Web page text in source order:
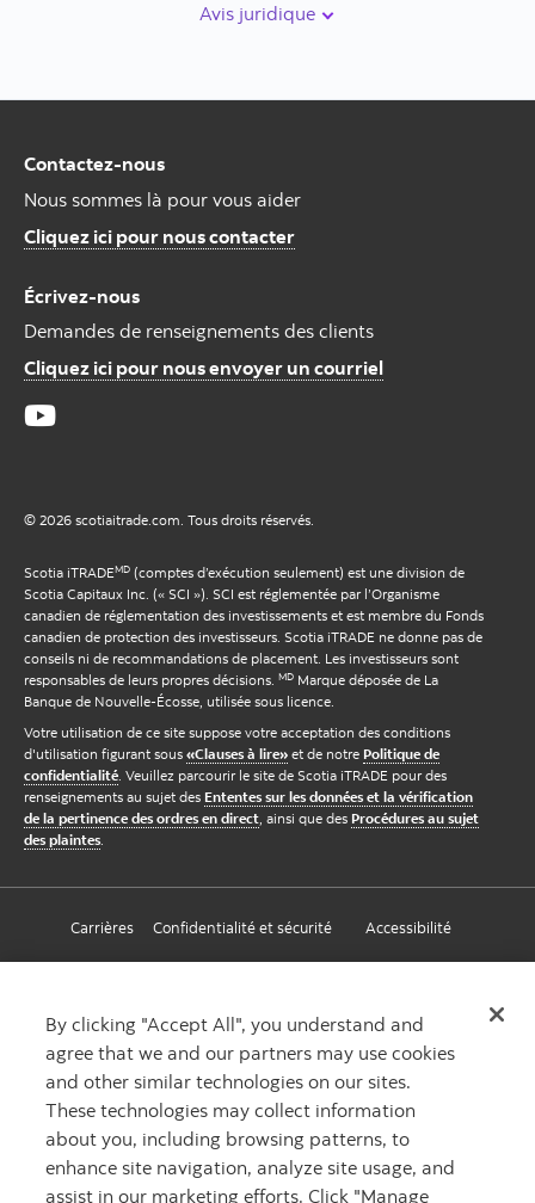
Avis juridique
Contactez-nous
Nous sommes là pour vous aider
Cliquez ici pour nous contacter
Écrivez-nous
Demandes de renseignements des clients
Cliquez ici pour nous envoyer un courriel
© 2026 scotiaitrade.com. Tous droits réservés.
Scotia iTRADEMD (comptes d’exécution seulement) est une division de
Scotia Capitaux Inc. (« SCI »). SCI est réglementée par l’Organisme
canadien de réglementation des investissements et est membre du Fonds
canadien de protection des investisseurs. Scotia iTRADE ne donne pas de
conseils ni de recommandations de placement. Les investisseurs sont
responsables de leurs propres décisions. MD Marque déposée de La
Banque de Nouvelle-Écosse, utilisée sous licence.
Votre utilisation de ce site suppose votre acceptation des conditions
d'utilisation figurant sous «Clauses à lire» et de notre Politique de
confidentialité. Veuillez parcourir le site de Scotia iTRADE pour des
renseignements au sujet des Ententes sur les données et la vérification
de la pertinence des ordres en direct, ainsi que des Procédures au sujet
des plaintes.
Carrières Confidentialité et sécurité Accessibilité
By clicking "Accept All", you understand and
agree that we and our partners may use cookies
and other similar technologies on our sites.
These technologies may collect information
about you, including browsing patterns, to
enhance site navigation, analyze site usage, and
assist in our marketing efforts. Click "Manage